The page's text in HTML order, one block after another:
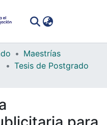
Maestrías
Tesis de Postgrado